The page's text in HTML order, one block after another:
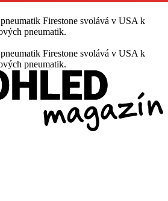
Firestone svolává v USA k
pneumatik.
Firestone svolává v USA k
pneumatik.